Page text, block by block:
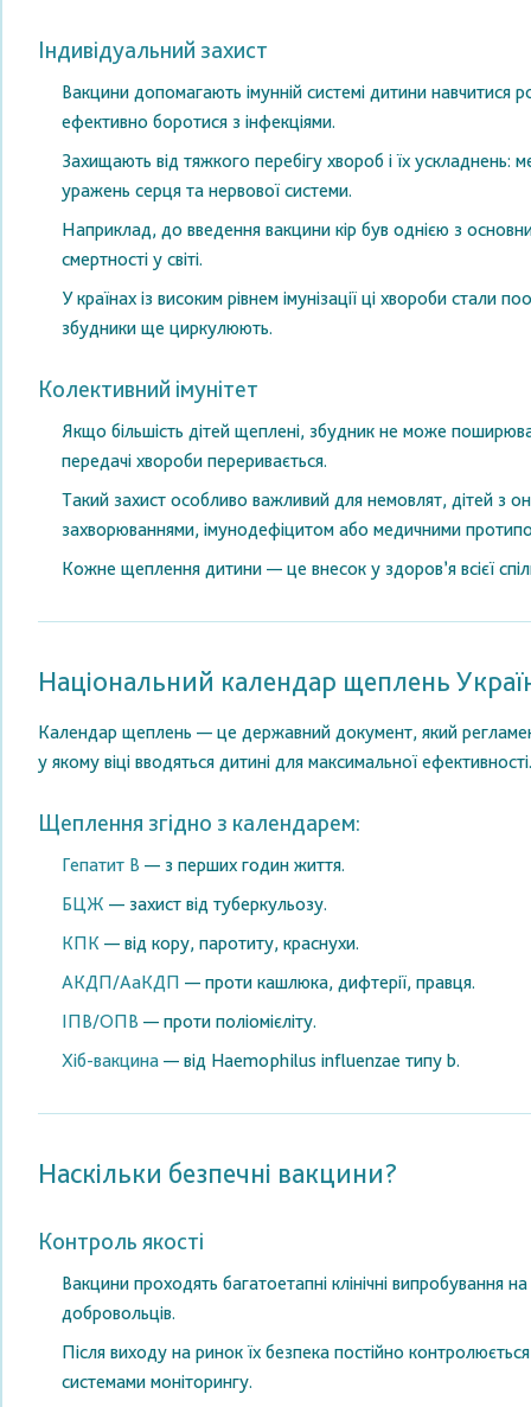
Індивідуальний захист
Вакцини допомагають імунній системі дитини навчитися
ефективно боротися з інфекціями.
Захищають від тяжкого перебігу хвороб і їх ускладнень:
уражень серця та нервової системи.
Наприклад, до введення вакцини кір був однією з
смертності у світі.
У країнах із високим рівнем імунізації ці хвороби стали
збудники ще циркулюють.
Колективний імунітет
Якщо більшість дітей щеплені, збудник не може
передачі хвороби переривається.
Такий захист особливо важливий для немовлят, дітей з
захворюваннями, імунодефіцитом або медичними
Кожне щеплення дитини — це внесок у здоров’я всієї
Національний календар щеплень
Календар щеплень — це державний документ, який
у якому віці вводяться дитині для максимальної ефективності.
Щеплення згідно з календарем:
Гепатит B — з перших годин життя.
БЦЖ — захист від туберкульозу.
КПК— від кору, паротиту, краснухи.
АКДП/АаКДП — проти кашлюка, дифтерії, правця.
ІПВ/ОПВ — проти поліомієліту.
Хіб-вакцина— від Haemophilus influenzae типу b.
Наскільки безпечні вакцини?
Контроль якості
Вакцини проходять багатоетапні клінічні випробування на
добровольців.
Після виходу на ринок їх безпека постійно
системами моніторингу.